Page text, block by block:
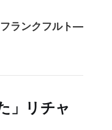
ランクフルト―
」リチャ